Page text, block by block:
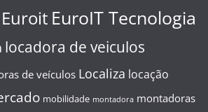
Euroit EuroIT Tecnologia
locadora de veiculos
de veículos Localiza locação
mobilidade montadora montadoras